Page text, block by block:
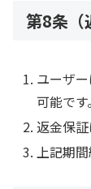
第8条（
ユーザ
可能です。
返金保証
上記期